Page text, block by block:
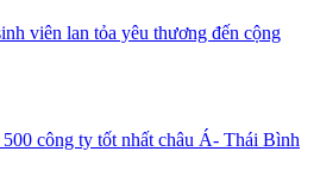
viên lan tỏa yêu thương đến cộng
công ty tốt nhất châu Á- Thái Bình